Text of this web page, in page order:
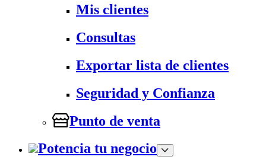
Mis clientes
Consultas
Exportar lista de clientes
Seguridad y Confianza
Punto de venta
Potencia tu negocio